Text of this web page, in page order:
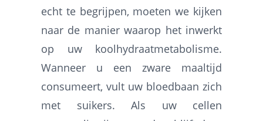
echt te begrijpen, moeten we kijken
naar de manier waarop het inwerkt
op uw koolhydraatmetabolisme.
Wanneer u een zware maaltijd
consumeert, vult uw bloedbaan zich
met suikers. Als uw cellen